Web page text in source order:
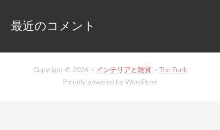
最近のコメント
Copyright © 2026 ~ インテリアと雑貨~
The Funk
Proudly powered by WordPress